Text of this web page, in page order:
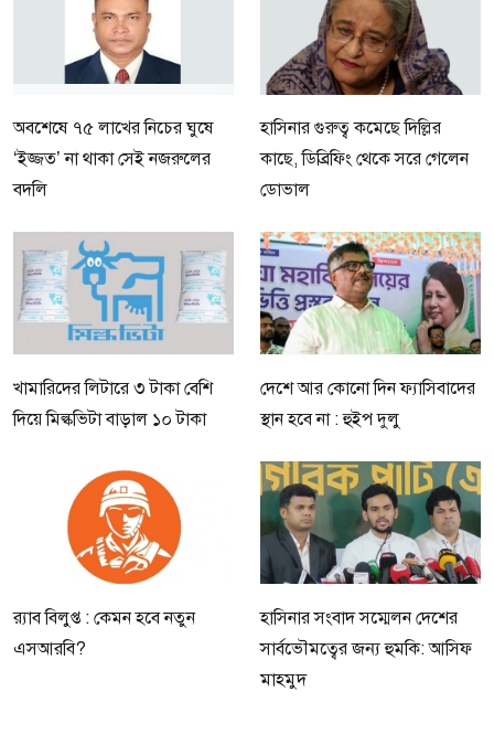
অবশেষে ৭৫ লাখের নিচের ঘুষে
‘ইজ্জত’ না থাকা সেই নজরুলের
বদলি
হাসিনার গুরুত্ব কমেছে দিল্লির
কাছে, ডিব্রিফিং থেকে সরে গেলেন
ডোভাল
খামারিদের লিটারে ৩ টাকা বেশি
দিয়ে মিল্কভিটা বাড়াল ১০ টাকা
দেশে আর কোনো দিন ফ্যাসিবাদের
স্থান হবে না : হুইপ দুলু
র‍্যাব বিলুপ্ত : কেমন হবে নতুন
এসআরবি?
হাসিনার সংবাদ সম্মেলন দেশের
সার্বভৌমত্বের জন্য হুমকি: আসিফ
মাহমুদ